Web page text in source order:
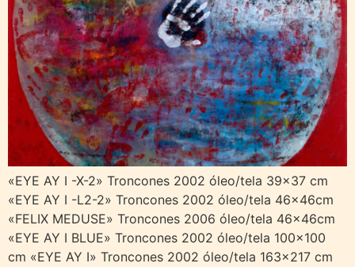
«EYE AY I -X-2» Troncones 2002 óleo/tela 39×37 cm
«EYE AY I -L2-2» Troncones 2002 óleo/tela 46x46cm
«FELIX MEDUSE» Troncones 2006 óleo/tela 46x46cm
«EYE AY I BLUE» Troncones 2002 óleo/tela 100×100
cm «EYE AY I» Troncones 2002 óleo/tela 163×217 cm